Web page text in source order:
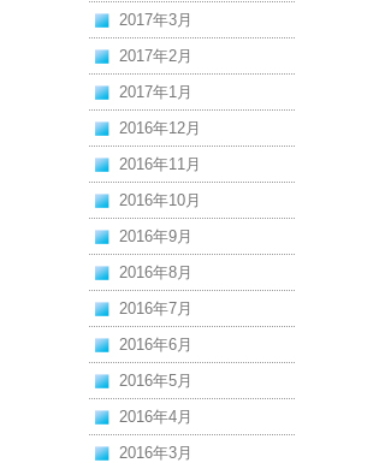
2017年3月
2017年2月
2017年1月
2016年12月
2016年11月
2016年10月
2016年9月
2016年8月
2016年7月
2016年6月
2016年5月
2016年4月
2016年3月